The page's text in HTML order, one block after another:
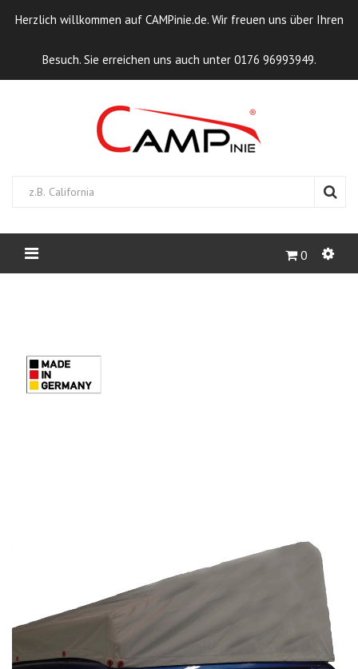
Herzlich willkommen auf CAMPinie.de. Wir freuen uns über Ihren
Besuch. Sie erreichen uns auch unter 0176 96993949.
0